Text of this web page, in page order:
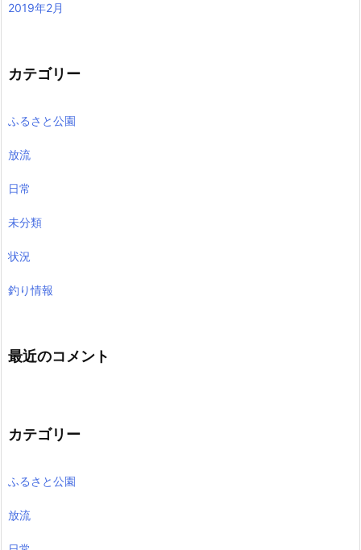
2019年2月
カテゴリー
ふるさと公園
放流
日常
未分類
状況
釣り情報
最近のコメント
カテゴリー
ふるさと公園
放流